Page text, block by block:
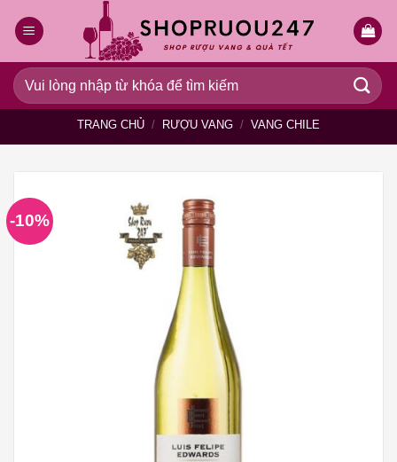
qua
dung
Tìm
kiếm:
TRANG CHỦ / RƯỢU VANG / VANG CHILE
-10%